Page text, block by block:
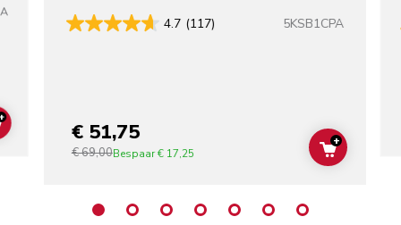
ADD TO CART
4.7 (117) 5KSB1CPA
€ 51,75
€ 69,00Bespaar€ 17,25 ADD TO
+